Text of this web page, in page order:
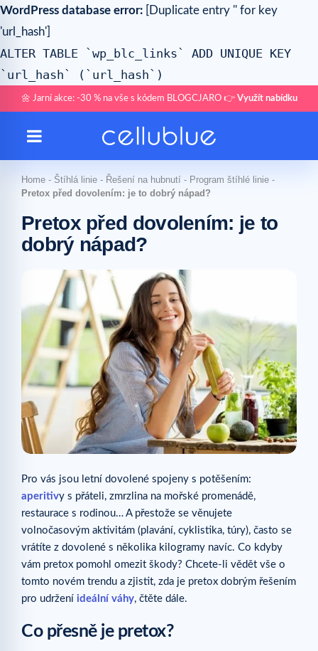
WordPress database error: [Duplicate entry '' for key
'url_hash']
ALTER TABLE `wp_blc_links` ADD UNIQUE KEY
`url_hash` (`url_hash`)
🌼 Jarní akce: -30 % na vše s kódem BLOGCJARO 👉 Využít nabídku
Home - Štíhlá linie - Řešení na hubnutí - Program štíhlé linie -
Pretox před dovolením: je to dobrý nápad?
Pretox před dovolením: je to
dobrý nápad?
Pro vás jsou letní dovolené spojeny s potěšením:
aperitivy s přáteli, zmrzlina na mořské promenádě,
restaurace s rodinou… A přestože se věnujete
volnočasovým aktivitám (plavání, cyklistika, túry), často se
vrátíte z dovolené s několika kilogramy navíc. Co kdyby
vám pretox pomohl omezit škody? Chcete-li vědět vše o
tomto novém trendu a zjistit, zda je pretox dobrým řešením
pro udržení ideální váhy, čtěte dále.
Co přesně je pretox?